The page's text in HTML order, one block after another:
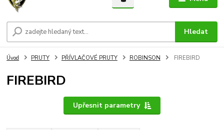
Hledat
Úvod PRUTY PŘÍVLAČOVÉ PRUTY ROBINSON FIREBIRD
FIREBIRD
Upřesnit parametry